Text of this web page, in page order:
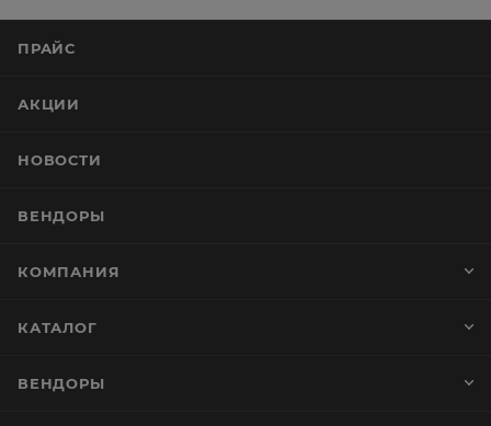
ПРАЙС
АКЦИИ
НОВОСТИ
ВЕНДОРЫ
КОМПАНИЯ
КАТАЛОГ
ВЕНДОРЫ